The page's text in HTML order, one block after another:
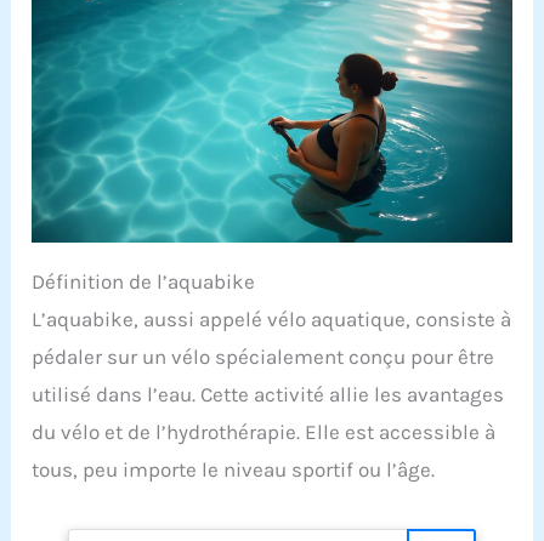
Définition de l’aquabike
L’aquabike, aussi appelé vélo aquatique, consiste à
pédaler sur un vélo spécialement conçu pour être
utilisé dans l’eau. Cette activité allie les avantages
du vélo et de l’hydrothérapie. Elle est accessible à
tous, peu importe le niveau sportif ou l’âge.